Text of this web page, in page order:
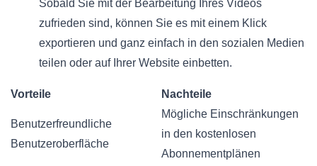
Sobald Sie mit der Bearbeitung Ihres Videos
zufrieden sind, können Sie es mit einem Klick
exportieren und ganz einfach in den sozialen Medien
teilen oder auf Ihrer Website einbetten.
Vorteile Nachteile
Benutzerfreundliche
Benutzeroberfläche
Mögliche Einschränkungen
in den kostenlosen
Abonnementplänen